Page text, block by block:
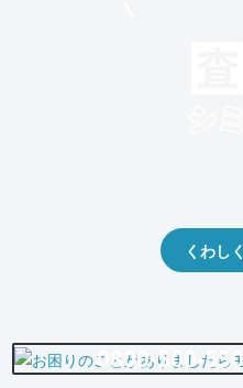
くわし
0800-500-